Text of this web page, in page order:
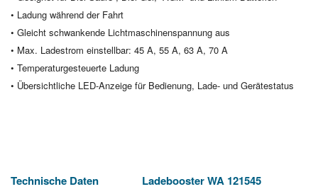
• Ladung während der Fahrt
• Gleicht schwankende Lichtmaschinenspannung aus
• Max. Ladestrom einstellbar: 45 A, 55 A, 63 A, 70 A
• Temperaturgesteuerte Ladung
• Übersichtliche LED-Anzeige für Bedienung, Lade- und Gerätestatus
Technische Daten Ladebooster WA 121545